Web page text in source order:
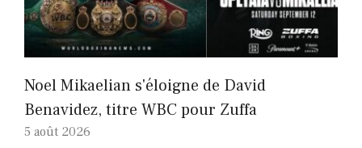
Noel Mikaelian s'éloigne de David
Benavidez, titre WBC pour Zuffa
5 août 2026